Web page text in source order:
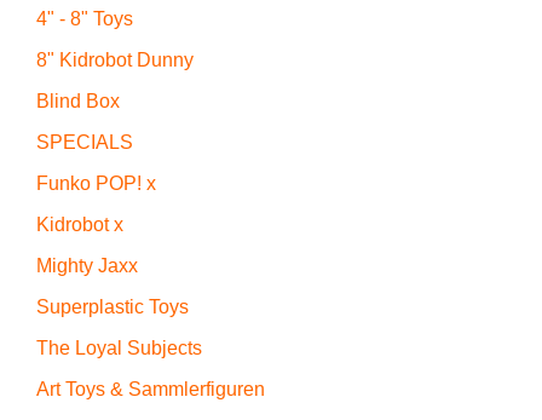
4" - 8" Toys
8" Kidrobot Dunny
Blind Box
SPECIALS
Funko POP! x
Kidrobot x
Mighty Jaxx
Superplastic Toys
The Loyal Subjects
Art Toys & Sammlerfiguren